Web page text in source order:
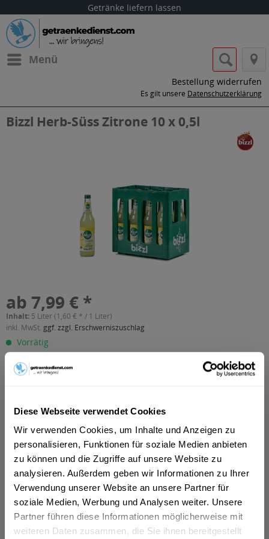
Diese Webseite verwendet Cookies
Wir verwenden Cookies, um Inhalte und Anzeigen zu
personalisieren, Funktionen für soziale Medien anbieten
zu können und die Zugriffe auf unsere Website zu
analysieren. Außerdem geben wir Informationen zu Ihrer
Verwendung unserer Website an unsere Partner für
soziale Medien, Werbung und Analysen weiter. Unsere
Partner führen diese Informationen möglicherweise mit
weiteren Daten zusammen, die Sie ihnen bereitgestellt
Getränke liefern lassen
Menü
Bestellung widerrufen
Es gilt unsere Datenschutzerklärung
Bizzl Herb-Süss Zitrone 10 x 0,5l
ab 7,99 € *
Inhalt: 5 Liter (1,60 € * / 1 Liter)
inkl. MwSt. ggf. zzgl. Erschwerniszuschlag
Vorrätig
MEHRWEG
+3,00 € Pfand
In den Warenkorb
Artikel-Nr.:
36912
Verfügbar in:
Frankfurt am Main,Frankfurt am Main,Hanau,Rastatt
Oberursel,Dreieich,Maintal,Neu-Isenburg,Bad Vilbel,
Eschborn,Bruchköbel,Erlensee, Ginsheim-Gustavsburg
Hammersbach, Langenselbold Neuberg Offenbach
Rodenbach,Steinbach (Taunus)